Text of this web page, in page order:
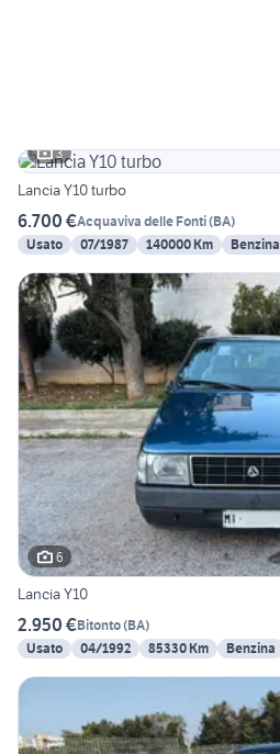
3
Lancia Y10 turbo
6.700 €Acquaviva delle Fonti(BA)
Usato
07/1987 140000 Km Benzina
6
Lancia Y10
2.950 €Bitonto(BA)
Usato
04/1992 85330 Km Benzina